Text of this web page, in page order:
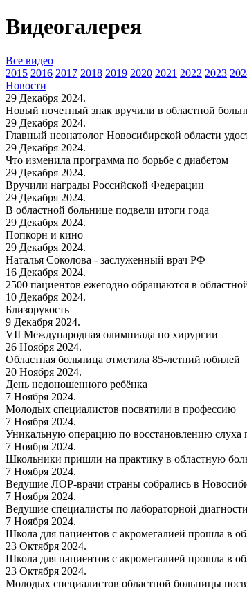
Видеогалерея
Все видео
2015 2016 2017 2018 2019 2020 2021 2022 2023
Новости
29 Декабря 2024.
Новый почетный знак вручили в областной
29 Декабря 2024.
Главный неонатолог Новосибирской области
29 Декабря 2024.
Что изменила программа по борьбе с диабетом
29 Декабря 2024.
Вручили награды Российской Федерации
29 Декабря 2024.
В областной больнице подвели итоги года
29 Декабря 2024.
Попкорн и кино
29 Декабря 2024.
Наталья Соколова - заслуженный врач РФ
16 Декабря 2024.
2500 пациентов ежегодно обращаются в
10 Декабря 2024.
Близорукость
9 Декабря 2024.
VII Международная олимпиада по хирургии
26 Ноября 2024.
Областная больница отметила 85-летний юбилей
20 Ноября 2024.
День недоношенного ребёнка
7 Ноября 2024.
Молодых специалистов посвятили в профессию
7 Ноября 2024.
Уникальную операцию по восстановлению слуха
7 Ноября 2024.
Школьники пришли на практику в областную
7 Ноября 2024.
Ведущие ЛОР-врачи страны собрались в
7 Ноября 2024.
Ведущие специалисты по лабораторной
7 Ноября 2024.
Школа для пациентов с акромегалией прошла в
23 Октября 2024.
Школа для пациентов с акромегалией прошла в
23 Октября 2024.
Молодых специалистов областной больницы